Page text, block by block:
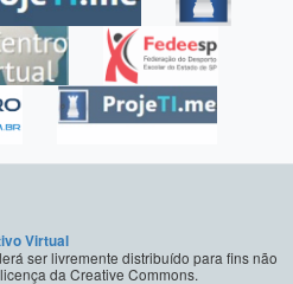
Virtual
ser livremente distribuído para fins não
da Creative Commons.